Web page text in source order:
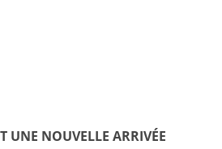
UNE NOUVELLE ARRIVÉE